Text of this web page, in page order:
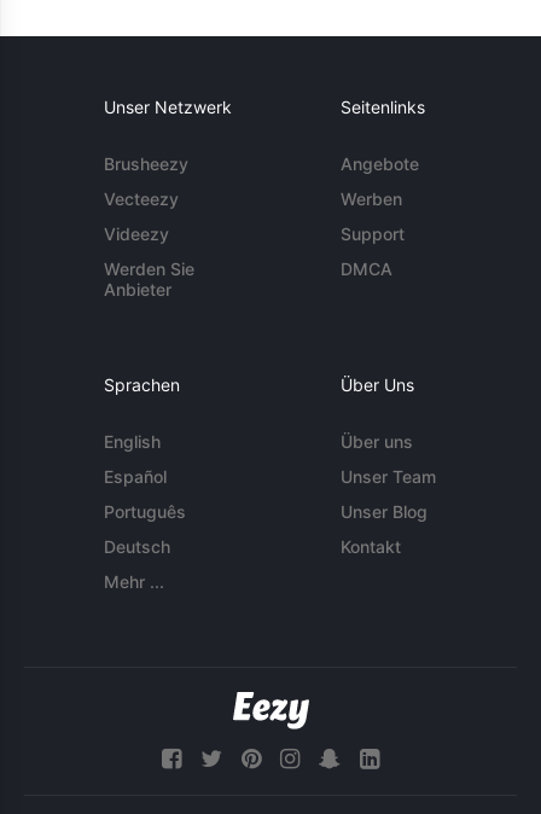
Unser Netzwerk
Brusheezy
Vecteezy
Videezy
Werden Sie
Anbieter
Seitenlinks
Angebote
Werben
Support
DMCA
Sprachen
English
Español
Português
Deutsch
Mehr ...
Über Uns
Über uns
Unser Team
Unser Blog
Kontakt